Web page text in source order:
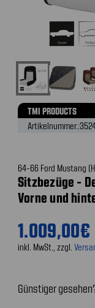
TMI PRODUCTS
Artikelnummer.:
64-66 Ford Mustang
Sitzbezüge -
Vorne und
1.009,00€
inkl. MwSt., zzgl.
Günstiger